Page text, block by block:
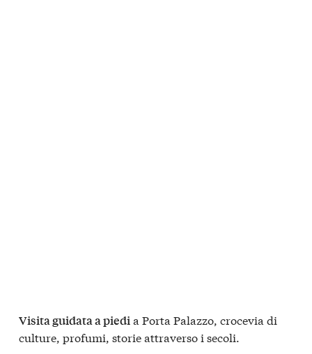
Visita guidata a piedia Porta Palazzo, crocevia di
culture, profumi, storie attraverso i secoli.